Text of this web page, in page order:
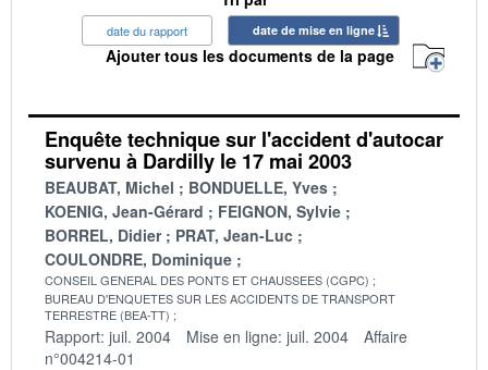
date du rapport date de mise en ligne
Ajouter tous les documents de la page
Enquête technique sur l'accident d'autocar
survenu à Dardilly le 17 mai 2003
BEAUBAT, Michel
BONDUELLE, Yves
KOENIG, Jean-Gérard
FEIGNON, Sylvie
BORREL, Didier
PRAT, Jean-Luc
COULONDRE, Dominique
CONSEIL GENERAL DES PONTS ET CHAUSSEES (CGPC)
BUREAU D'ENQUETES SUR LES ACCIDENTS DE TRANSPORT
TERRESTRE (BEA-TT)
Rapport: juil. 2004 Mise en ligne: juil. 2004
Affaire
n°004214-01